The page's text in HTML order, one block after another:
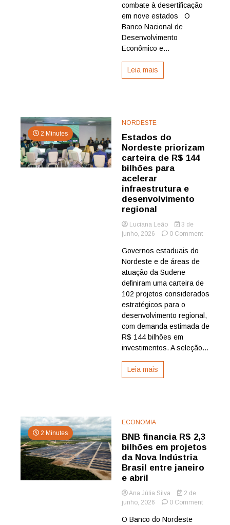
para
combate à desertificação
em nove estados O
Banco Nacional de
Desenvolvimento
Econômico e...
Leia mais
2 Minutes
NORDESTE
Estados do
Nordeste priorizam
carteira de R$ 144
bilhões para
acelerar
infraestrutura e
desenvolvimento
regional
Luciana Leão
3 de
junho, 2026
0 Commenton
R$
bilhões
para
Governos estaduais do
Nordeste e de áreas de
atuação da Sudene
definiram uma carteira de
102 projetos considerados
estratégicos para o
desenvolvimento regional,
com demanda estimada de
R$ 144 bilhões em
investimentos. A seleção...
Leia mais
2 Minutes
ECONOMIA
BNB financia R$ 2,3
bilhões em projetos
da Nova Indústria
Brasil entre janeiro
e abril
Ana Júlia Silva
2 de
junho, 2026
0 Commenton
O Banco do Nordeste